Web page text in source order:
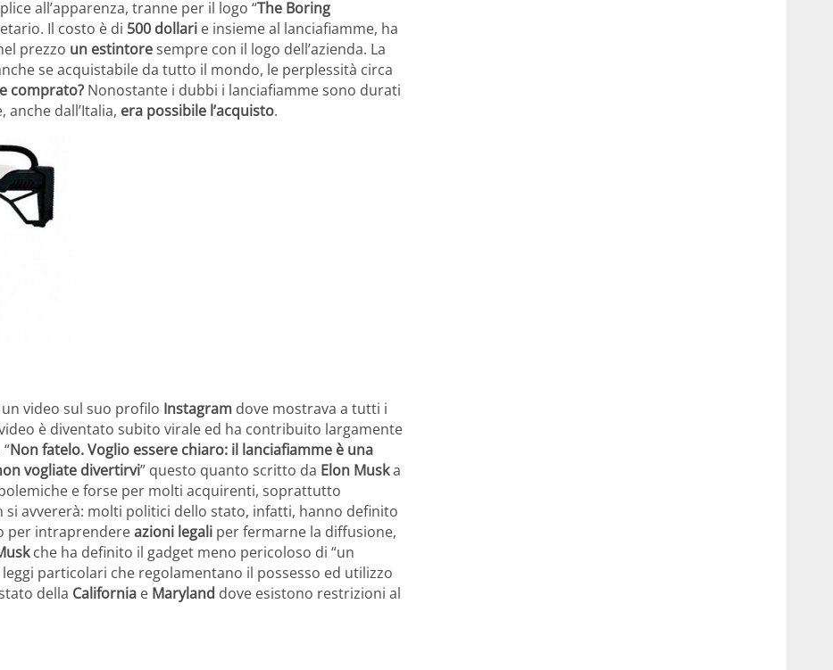
all’apparenza, tranne per il logo “The Boring
Il costo è di 500 dollari e insieme al lanciafiamme, ha
prezzo un estintoresempre con il logo dell’azienda. La
se acquistabile da tutto il mondo, le perplessità circa
comprato? Nonostante i dubbi i lanciafiamme sono durati
anche dall’Italia, era possibile l’acquisto.
video sul suo profilo Instagram dove mostrava a tutti i
è diventato subito virale ed ha contribuito largamente
Non fatelo. Voglio essere chiaro: il lanciafiamme è una
vogliate divertirvi” questo quanto scritto da Elon Muska
e forse per molti acquirenti, soprattutto
si avvererà: molti politici dello stato, infatti, hanno definito
per intraprendereazioni legali per fermarne la diffusione,
che ha definito il gadget meno pericoloso di “un
particolari che regolamentano il possesso ed utilizzo
della California e Maryland dove esistono restrizioni al